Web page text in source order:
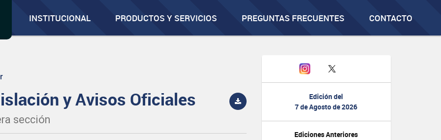
INSTITUCIONAL PRODUCTOS Y SERVICIOS PREGUNTAS FRECUENTES CONTACTO
Edición del
7 de Agosto de 2026
Ediciones Anteriores
y Avisos Oficiales
sección